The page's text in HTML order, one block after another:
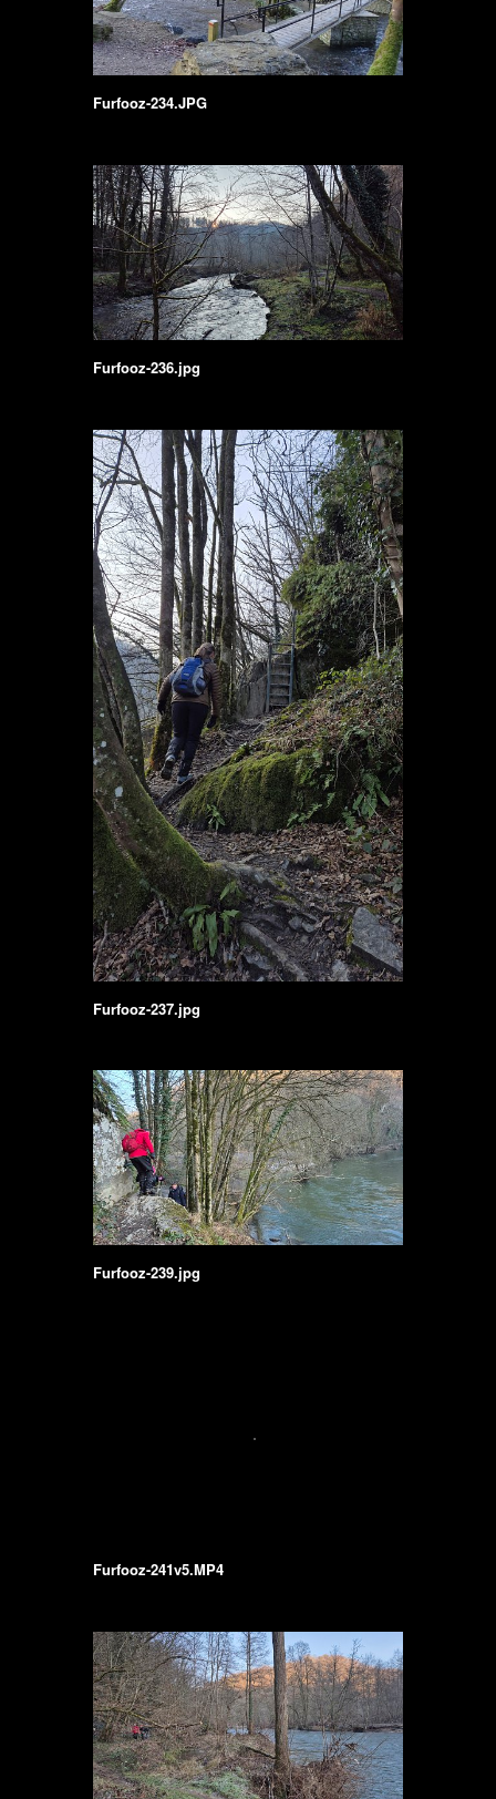
Furfooz-234.JPG
Furfooz-236.jpg
Furfooz-237.jpg
Furfooz-239.jpg
Furfooz-241v5.MP4